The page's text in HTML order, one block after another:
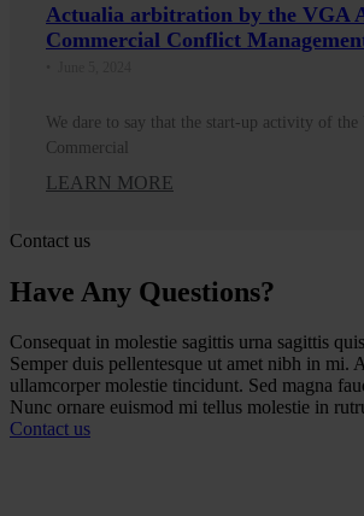
Actualia arbitration by the VGA
Commercial Conflict
We dare to say that the start-up activity of
Commercial
LEARN MORE
Contact us
Have Any Questions?
Consequat in molestie sagittis urna sagittis
Semper duis pellentesque ut amet nibh in mi.
ullamcorper molestie tincidunt. Sed magna
Nunc ornare euismod mi tellus molestie in
Contact us